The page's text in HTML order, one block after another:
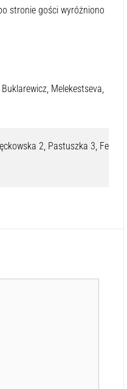
stronie gości wyróżniono
Melekestseva,
2, Pastuszka 3,